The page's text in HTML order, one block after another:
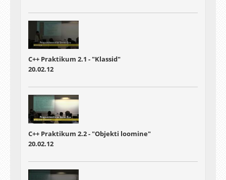
C++ Praktikum 2.1 - "Klassid"
20.02.12
C++ Praktikum 2.2 - "Objekti loomine"
20.02.12